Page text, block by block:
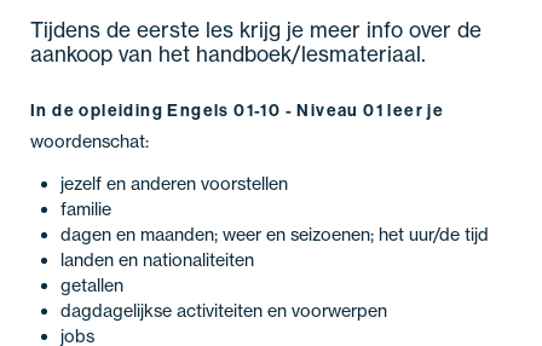
Tijdens de eerste les krijg je meer info over de
aankoop van het handboek/lesmateriaal.
In de opleiding Engels 01-10 - Niveau 01 leer je
woordenschat:
jezelf en anderen voorstellen
familie
dagen en maanden; weer en seizoenen; het uur/de tijd
landen en nationaliteiten
getallen
dagdagelijkse activiteiten en voorwerpen
jobs